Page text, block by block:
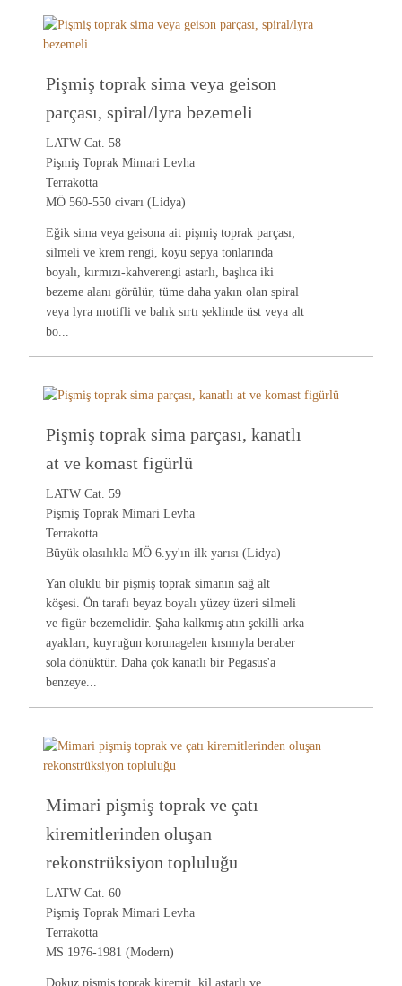
Pişmiş toprak sima veya geison
parçası, spiral/lyra bezemeli
LATW Cat. 58
Pişmiş Toprak Mimari Levha
Terrakotta
MÖ 560-550 civarı (Lidya)
Eğik sima veya geisona ait pişmiş toprak parçası;
silmeli ve krem rengi, koyu sepya tonlarında
boyalı, kırmızı-kahverengi astarlı, başlıca iki
bezeme alanı görülür, tüme daha yakın olan spiral
veya lyra motifli ve balık sırtı şeklinde üst veya alt
bo...
Pişmiş toprak sima parçası, kanatlı
at ve komast figürlü
LATW Cat. 59
Pişmiş Toprak Mimari Levha
Terrakotta
Büyük olasılıkla MÖ 6.yy'ın ilk yarısı (Lidya)
Yan oluklu bir pişmiş toprak simanın sağ alt
köşesi. Ön tarafı beyaz boyalı yüzey üzeri silmeli
ve figür bezemelidir. Şaha kalkmış atın şekilli arka
ayakları, kuyruğun korunagelen kısmıyla beraber
sola dönüktür. Daha çok kanatlı bir Pegasus'a
benzeye...
Mimari pişmiş toprak ve çatı
kiremitlerinden oluşan
rekonstrüksiyon topluluğu
LATW Cat. 60
Pişmiş Toprak Mimari Levha
Terrakotta
MS 1976-1981 (Modern)
Dokuz pişmiş toprak kiremit, kil astarlı ve